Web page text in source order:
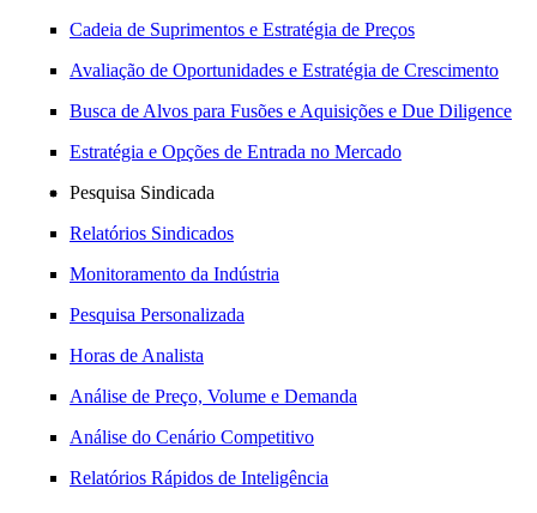
Cadeia de Suprimentos e Estratégia de Preços
Avaliação de Oportunidades e Estratégia de Crescimento
Busca de Alvos para Fusões e Aquisições e Due Diligence
Estratégia e Opções de Entrada no Mercado
Pesquisa Sindicada
Relatórios Sindicados
Monitoramento da Indústria
Pesquisa Personalizada
Horas de Analista
Análise de Preço, Volume e Demanda
Análise do Cenário Competitivo
Relatórios Rápidos de Inteligência